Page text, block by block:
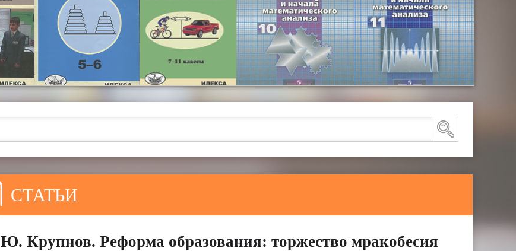
СТАТЬИ
Ю. Крупнов. Реформа образования: торжество мракобесия